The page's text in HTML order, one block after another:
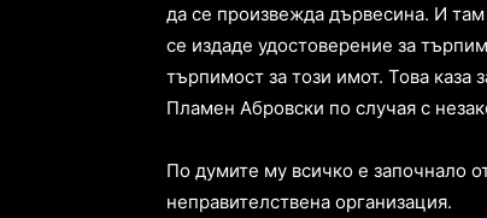
да се произвежда дървесина. И
се издаде удостоверение за
търпимост за този имот. Това каза
Пламен Абровски по случая с
По думите му всичко е започнало
неправителствена организация.